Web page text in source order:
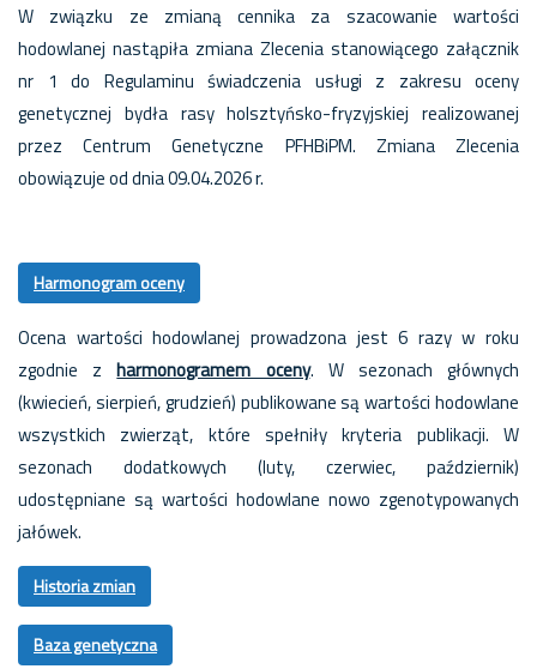
W związku ze zmianą cennika za szacowanie wartości
hodowlanej nastąpiła zmiana Zlecenia stanowiącego załącznik
nr 1 do Regulaminu świadczenia usługi z zakresu oceny
genetycznej bydła rasy holsztyńsko-fryzyjskiej realizowanej
przez Centrum Genetyczne PFHBiPM. Zmiana Zlecenia
obowiązuje od dnia 09.04.2026 r.
Harmonogram oceny
Ocena wartości hodowlanej prowadzona jest 6 razy w roku
zgodnie zharmonogramem oceny. W sezonach głównych
(kwiecień, sierpień, grudzień) publikowane są wartości hodowlane
wszystkich zwierząt, które spełniły kryteria publikacji. W
sezonach dodatkowych (luty, czerwiec, październik)
udostępniane są wartości hodowlane nowo zgenotypowanych
jałówek.
Historia zmian
Baza genetyczna